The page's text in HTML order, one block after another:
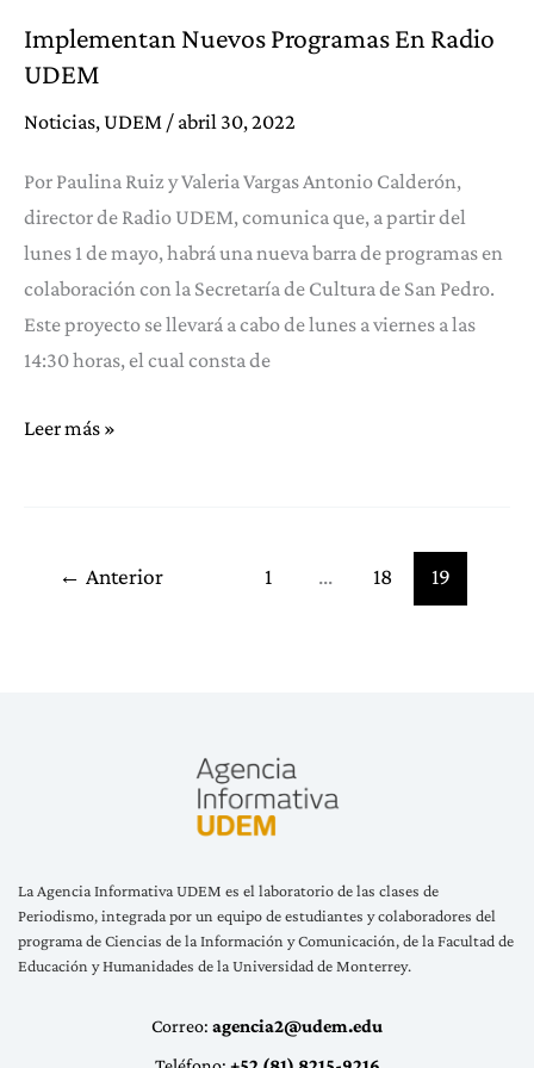
Implementan Nuevos Programas En Radio
UDEM
Noticias, UDEM / abril 30, 2022
Por Paulina Ruiz y Valeria Vargas Antonio Calderón,
director de Radio UDEM, comunica que, a partir del
lunes 1 de mayo, habrá una nueva barra de programas en
colaboración con la Secretaría de Cultura de San Pedro.
Este proyecto se llevará a cabo de lunes a viernes a las
14:30 horas, el cual consta de
Implementan
Leer más »
← Anterior 1 … 18 19
La Agencia Informativa UDEM es el laboratorio de las clases de
Periodismo, integrada por un equipo de estudiantes y colaboradores del
programa de Ciencias de la Información y Comunicación, de la Facultad de
Educación y Humanidades de la Universidad de Monterrey.
Correo: agencia2@udem.edu